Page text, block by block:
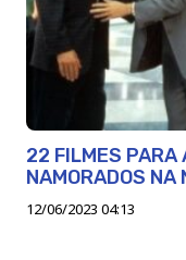
22 FILMES PARA
NAMORADOS
12/06/2023 04:13